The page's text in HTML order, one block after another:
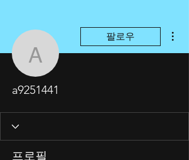
a9251441
팔로우
a9251441
프로필